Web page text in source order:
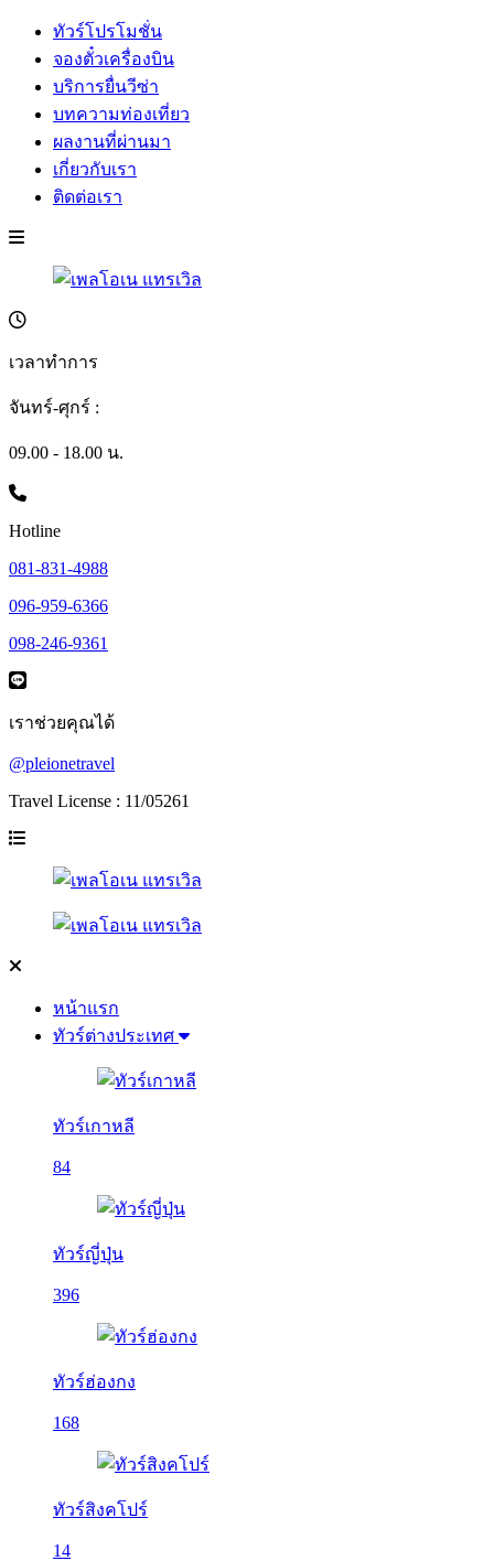
ทัวร์โปรโมชั่น
จองตั๋วเครื่องบิน
บริการยื่นวีซ่า
บทความท่องเที่ยว
ผลงานที่ผ่านมา
เกี่ยวกับเรา
ติดต่อเรา
เวลาทำการ
จันทร์-ศุกร์ :
09.00 - 18.00 น.
Hotline
081-831-4988
096-959-6366
098-246-9361
เราช่วยคุณได้
@pleionetravel
Travel License : 11/05261
หน้าแรก
ทัวร์ต่างประเทศ
ทัวร์เกาหลี
84
ทัวร์ญี่ปุ่น
396
ทัวร์ฮ่องกง
168
ทัวร์สิงคโปร์
14